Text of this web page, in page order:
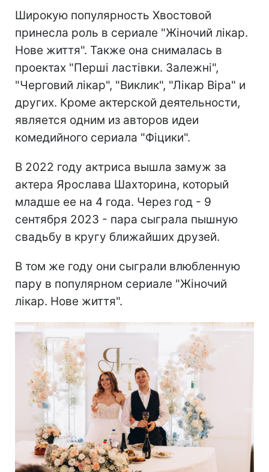
Широкую популярность Хвостовой
принесла роль в сериале "Жіночий лікар.
Нове життя". Также она снималась в
проектах "Перші ластівки. Залежні",
"Черговий лікар", "Виклик", "Лікар Віра" и
других. Кроме актерской деятельности,
является одним из авторов идеи
комедийного сериала "Фіцики".
В 2022 году актриса вышла замуж за
актера Ярослава Шахторина, который
младше ее на 4 года. Через год - 9
сентября 2023 - пара сыграла пышную
свадьбу в кругу ближайших друзей.
В том же году они сыграли влюбленную
пару в популярном сериале "Жіночий
лікар. Нове життя".